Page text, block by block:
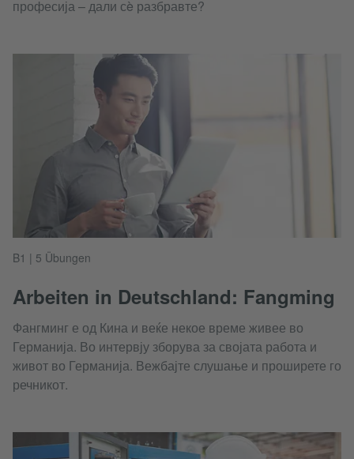
професија – дали сè разбравте?
B1 | 5 Übungen
Arbeiten in Deutschland: Fangming
Фангминг е од Кина и веќе некое време живее во
Германија. Во интервју зборува за својата работа и
живот во Германија. Вежбајте слушање и проширете го
речникот.